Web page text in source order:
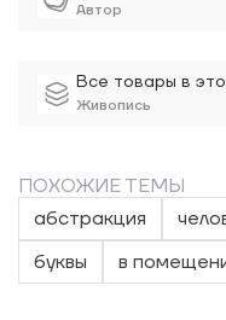
Автор
Все товары в
Живопись
ПОХОЖИЕ ТЕМЫ
абстракция
буквы
в